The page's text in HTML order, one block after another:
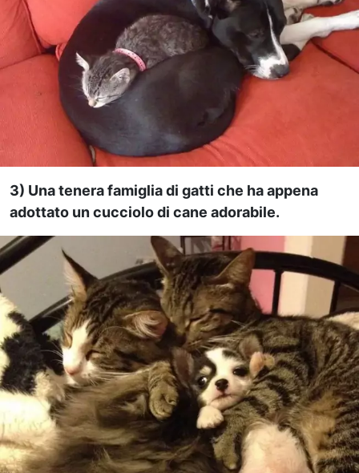
3) Una tenera famiglia di gatti che ha appena
adottato un cucciolo di cane adorabile.